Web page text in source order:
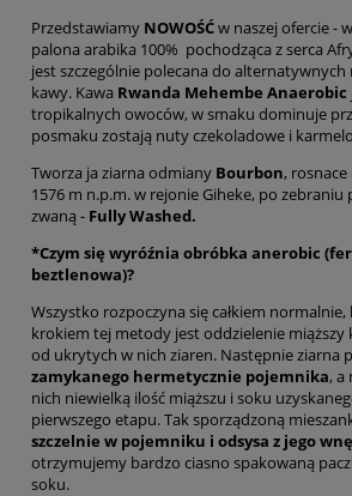
Przedstawiamy NOWOŚĆw naszej ofercie -
palona arabika 100% pochodząca z serca
jest szczególnie polecana do
kawy. Kawa Rwanda Mehembe Anaerobic
tropikalnych owoców, w smaku dominuje
posmaku zostają nuty czekoladowe i
Tworza ja ziarna odmiany Bourbon,
1576 m n.p.m. w rejonie Giheke, po
zwaną - Fully Washed.
*Czym się wyróźnia obróbka anerobic
beztlenowa)?
Wszystko rozpoczyna się całkiem
krokiem tej metody jest oddzielenie miąższy
od ukrytych w nich ziaren. Następnie ziarna
zamykanego hermetycznie pojemnika, a
nich niewielką ilość miąższu i soku
pierwszego etapu. Tak sporządzoną
szczelnie w pojemniku i odsysa z jego
otrzymujemy bardzo ciasno spakowaną
soku.